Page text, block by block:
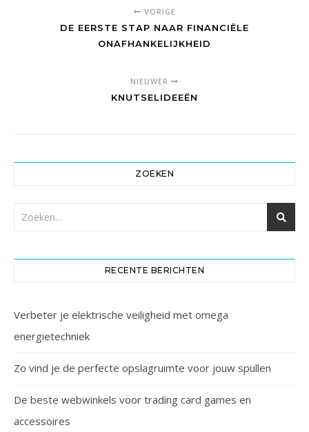
VORIGE
DE EERSTE STAP NAAR FINANCIËLE
ONAFHANKELIJKHEID
NIEUWER
KNUTSELIDEEËN
ZOEKEN
RECENTE BERICHTEN
Verbeter je elektrische veiligheid met omega
energietechniek
Zo vind je de perfecte opslagruimte voor jouw spullen
De beste webwinkels voor trading card games en
accessoires